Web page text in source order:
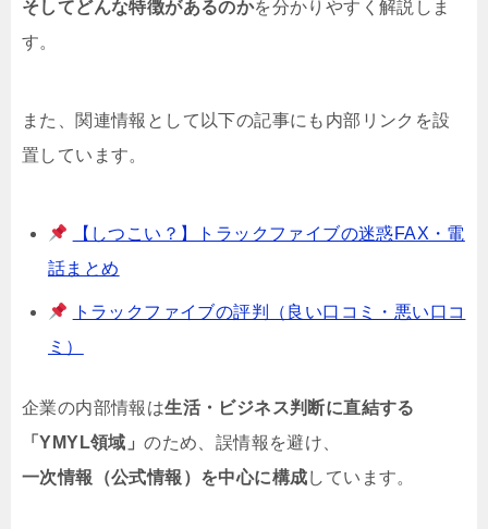
そしてどんな特徴があるのかを分かりやすく解説しま
す。
また、関連情報として以下の記事にも内部リンクを設
置しています。
【しつこい？】トラックファイブの迷惑FAX・電
話まとめ
トラックファイブの評判（良い口コミ・悪い口コ
ミ）
企業の内部情報は生活・ビジネス判断に直結する
「YMYL領域」のため、誤情報を避け、
一次情報（公式情報）を中心に構成しています。